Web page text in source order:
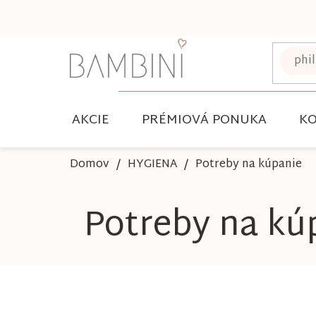
AKCIE PRÉMIOVÁ PONUKA
Domov HYGIENA Potreby na kúpanie
Potreby na